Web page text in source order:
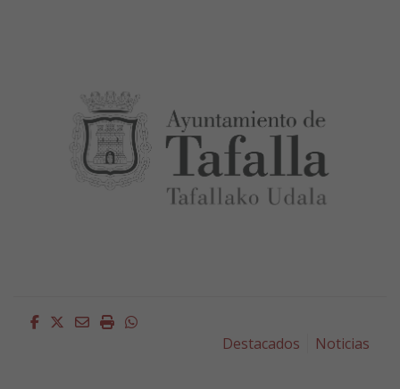
Facebook
Twitter
EmailImprimirWhatsapp
Destacados
Noticias